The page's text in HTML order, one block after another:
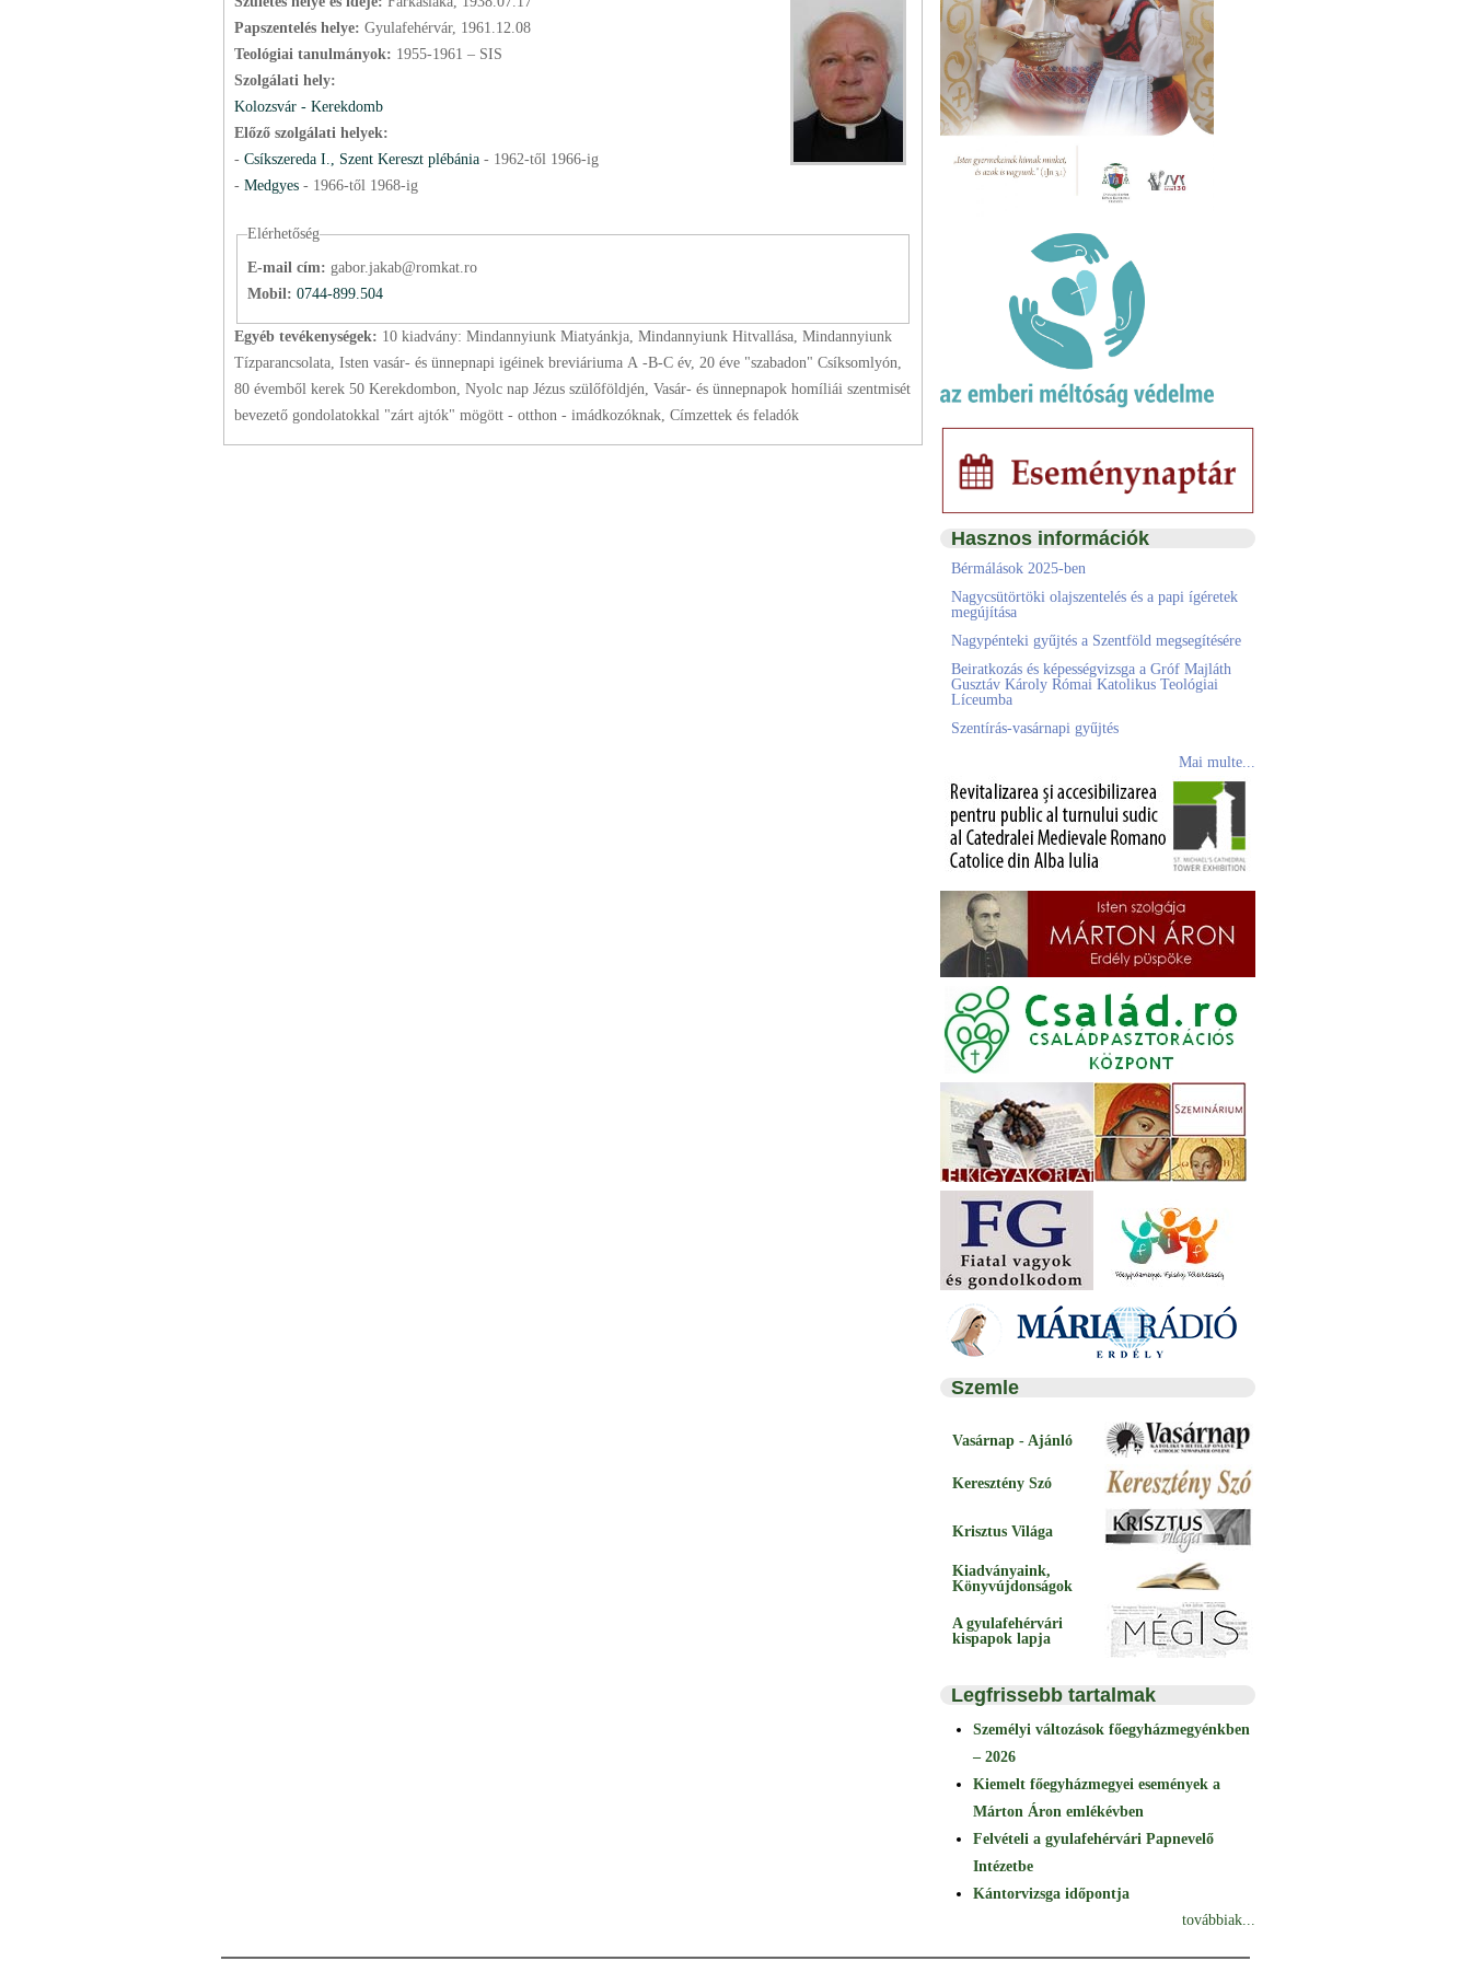
Papszentelés helye: Gyulafehérvár, 1961.12.08
Teológiai tanulmányok: 1955-1961 – SIS
Szolgálati hely:
Kolozsvár - Kerekdomb
Előző szolgálati helyek:
- Csíkszereda I., Szent Kereszt plébánia- 1962-től 1966-ig
- Medgyes - 1966-től 1968-ig
Elérhetőség
E-mail cím: gabor.jakab@romkat.ro
Mobil: 0744-899.504
Egyéb tevékenységek: 10 kiadvány: Mindannyiunk Miatyánkja, Mindannyiunk Hitvallása, Mindannyiunk
Tízparancsolata, Isten vasár- és ünnepnapi igéinek breviáriuma A -B-C év, 20 éve "szabadon" Csíksomlyón,
80 évemből kerek 50 Kerekdombon, Nyolc nap Jézus szülőföldjén, Vasár- és ünnepnapok homíliái szentmisét
bevezető gondolatokkal "zárt ajtók" mögött - otthon - imádkozóknak, Címzettek és feladók
Hasznos információk
Bérmálások 2025-ben
Nagycsütörtöki olajszentelés és a papi ígéretek
megújítása
Nagypénteki gyűjtés a Szentföld megsegítésére
Beiratkozás és képességvizsga a Gróf Majláth
Gusztáv Károly Római Katolikus Teológiai
Líceumba
Szentírás-vasárnapi gyűjtés
Mai multe...
Szemle
Vasárnap - Ajánló
Keresztény Szó
Krisztus Világa
Kiadványaink,
Könyvújdonságok
A gyulafehérvári
kispapok lapja
Legfrissebb tartalmak
Személyi változások főegyházmegyénkben
– 2026
Kiemelt főegyházmegyei események a
Márton Áron emlékévben
Felvételi a gyulafehérvári Papnevelő
Intézetbe
Kántorvizsga időpontja
továbbiak...